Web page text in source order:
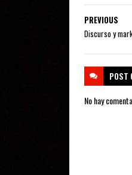
PREVIOUS
Discurso y
POST
No hay